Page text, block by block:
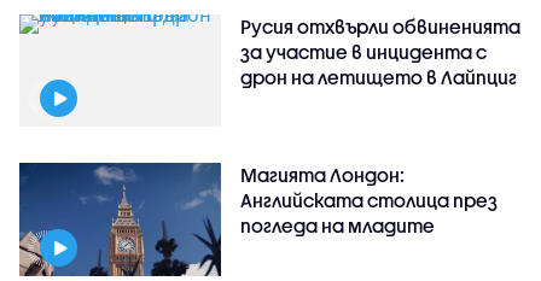
Русия отхвърли обвиненията
за участие в инцидента с
дрон на летището в Лайпциг
Магията Лондон:
Английската столица през
погледа на младите